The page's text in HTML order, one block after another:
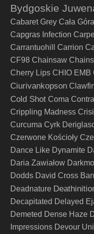
Bydgoskie
Cabaret Grey Cała
Capgras Infection
Carrantuohill
Carrion
CF98 Chainsaw
Cherry Lips CHIO EMB
Ciurivankopson
Cold Shot Coma
Crippling Madness
Curcuma Cyrk
Czerwone Kościoły
Dance Like Dynamite
Daria Zawiałow
Dodds David Cross
Deadnature
Decapitated Delayed
Demeted Dense Haze
Impressions Devour